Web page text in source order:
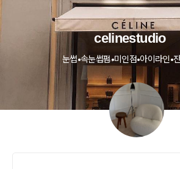
celinestudio
눈썹•속눈썹펌•미인점•아이라인•